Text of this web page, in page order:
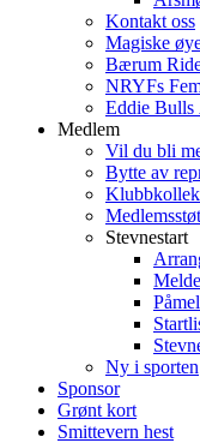
Kontakt oss
Magiske
Bærum
NRYFs
Eddie
Medlem
Vil du bli
Bytte av
Stevnestart
Ny i sporten
Sponsor
Grønt kort
Smittevern hest